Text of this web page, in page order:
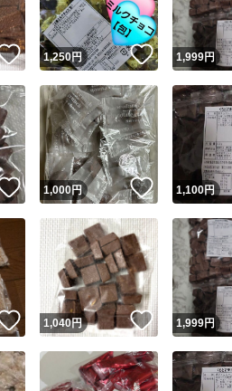
安心発送 このユーザ
いいね！
1,250円 いいね！
1,999円
いいね！
1,000円 いいね！
1,100円
いいね！
1,040円 いいね！
1,999円